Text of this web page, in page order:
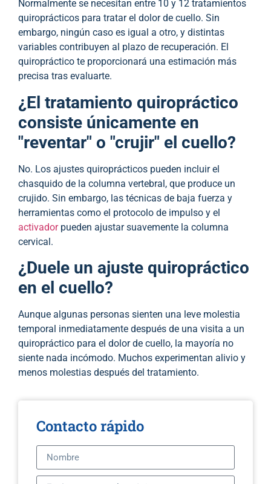
Normalmente se necesitan entre 10 y 12 tratamientos
quiroprácticos para tratar el dolor de cuello. Sin
embargo, ningún caso es igual a otro, y distintas
variables contribuyen al plazo de recuperación. El
quiropráctico te proporcionará una estimación más
precisa tras evaluarte.
¿El tratamiento quiropráctico
consiste únicamente en
"reventar" o "crujir" el cuello?
No. Los ajustes quiroprácticos pueden incluir el
chasquido de la columna vertebral, que produce un
crujido. Sin embargo, las técnicas de baja fuerza y
herramientas como el protocolo de impulso y el
activadorpueden ajustar suavemente la columna
cervical.
¿Duele un ajuste quiropráctico
en el cuello?
Aunque algunas personas sienten una leve molestia
temporal inmediatamente después de una visita a un
quiropráctico para el dolor de cuello, la mayoría no
siente nada incómodo. Muchos experimentan alivio y
menos molestias después del tratamiento.
Contacto rápido